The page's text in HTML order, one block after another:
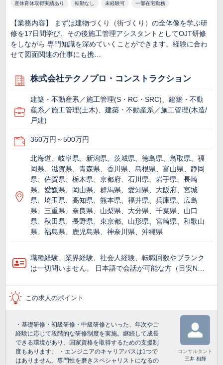
産休育休取得実績あり 転勤なし 未経験可 一部在宅勤務
【業務内容】 まずは建物づくり（街づくり）の全体像を学ぶ研
修を17日間学び、その後施工管理アシスタントとしてOJT研修
をしながら 専門知識を深めていくことができます。経験に合わ
せて図面関連の仕事にも携…
株式会社テクノプロ・コンストラクション
建築・不動産系／施工管理(S・RC・SRC)、建築・不動
産系／施工管理(土木)、建築・不動産系／施工管理(木造/
戸建)
360万円～500万円
北海道、岐阜県、新潟県、茨城県、徳島県、鳥取県、福
岡県、滋賀県、青森県、香川県、島根県、富山県、静岡
県、佐賀県、栃木県、京都府、石川県、岩手県、長崎
県、愛媛県、岡山県、群馬県、愛知県、大阪府、宮城
県、埼玉県、高知県、熊本県、福井県、兵庫県、広島
県、三重県、奈良県、山梨県、大分県、千葉県、山口
県、秋田県、長野県、東京都、山形県、宮崎県、和歌山
県、福島県、鹿児島県、神奈川県、沖縄県
職種経験、業界経験、社会人経験、転職回数やブランク
は一切問いません。 日本語で会話が可能な方（目安N…
この求人のポイント
・基礎研修・初級研修・中級研修といった、年次やご
経験に応じて段階的な研修制度を実施。継続して成長
できる環境があり、国家資格を取得するための支援制
度もあります。 ・エンジニアのキャリアパスは1つで
はありません。専門性を磨きスペシャリストになるの
コンサルタント
三井 相輝